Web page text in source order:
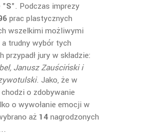
"S". Podczas imprezy
prac plastycznych
wszelkimi możliwymi
trudny wybór tych
przypadł jury w składzie:
Janusz Zauściński i
. Jako, że w
o zdobywanie
o wywołanie emocji w
aż 14nagrodzonych